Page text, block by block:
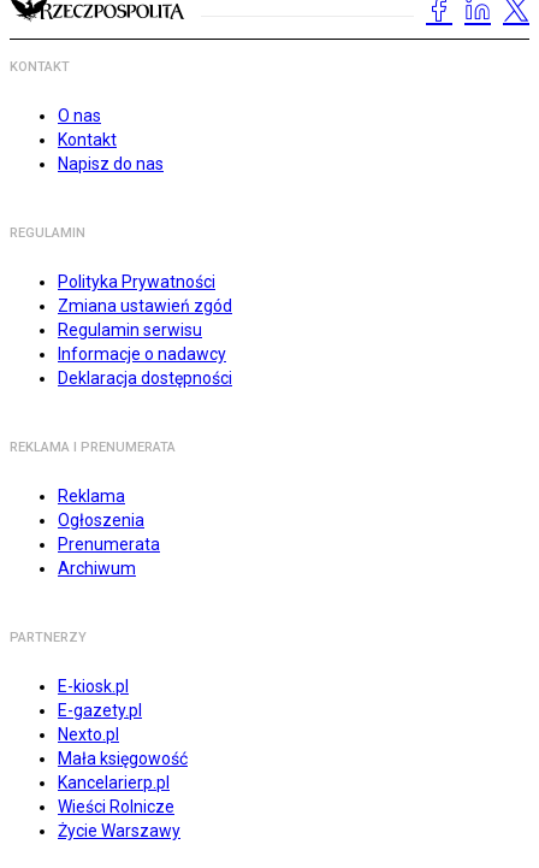
KONTAKT
O nas
Kontakt
Napisz do nas
REGULAMIN
Polityka Prywatności
Zmiana ustawień zgód
Regulamin serwisu
Informacje o nadawcy
Deklaracja dostępności
REKLAMA I PRENUMERATA
Reklama
Ogłoszenia
Prenumerata
Archiwum
PARTNERZY
E-kiosk.pl
E-gazety.pl
Nexto.pl
Mała księgowość
Kancelarierp.pl
Wieści Rolnicze
Życie Warszawy